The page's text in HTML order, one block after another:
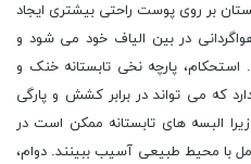
بر روی پوست راحتی بیشتری ایجاد
در بین الیاف خود می شود و
پارچه نخی تابستانه خنک و
که می تواند در برابر کشش و پارگی
البسه های تابستانه ممکن است در
با محیط طبیعی آسیب ببینند. دوام،